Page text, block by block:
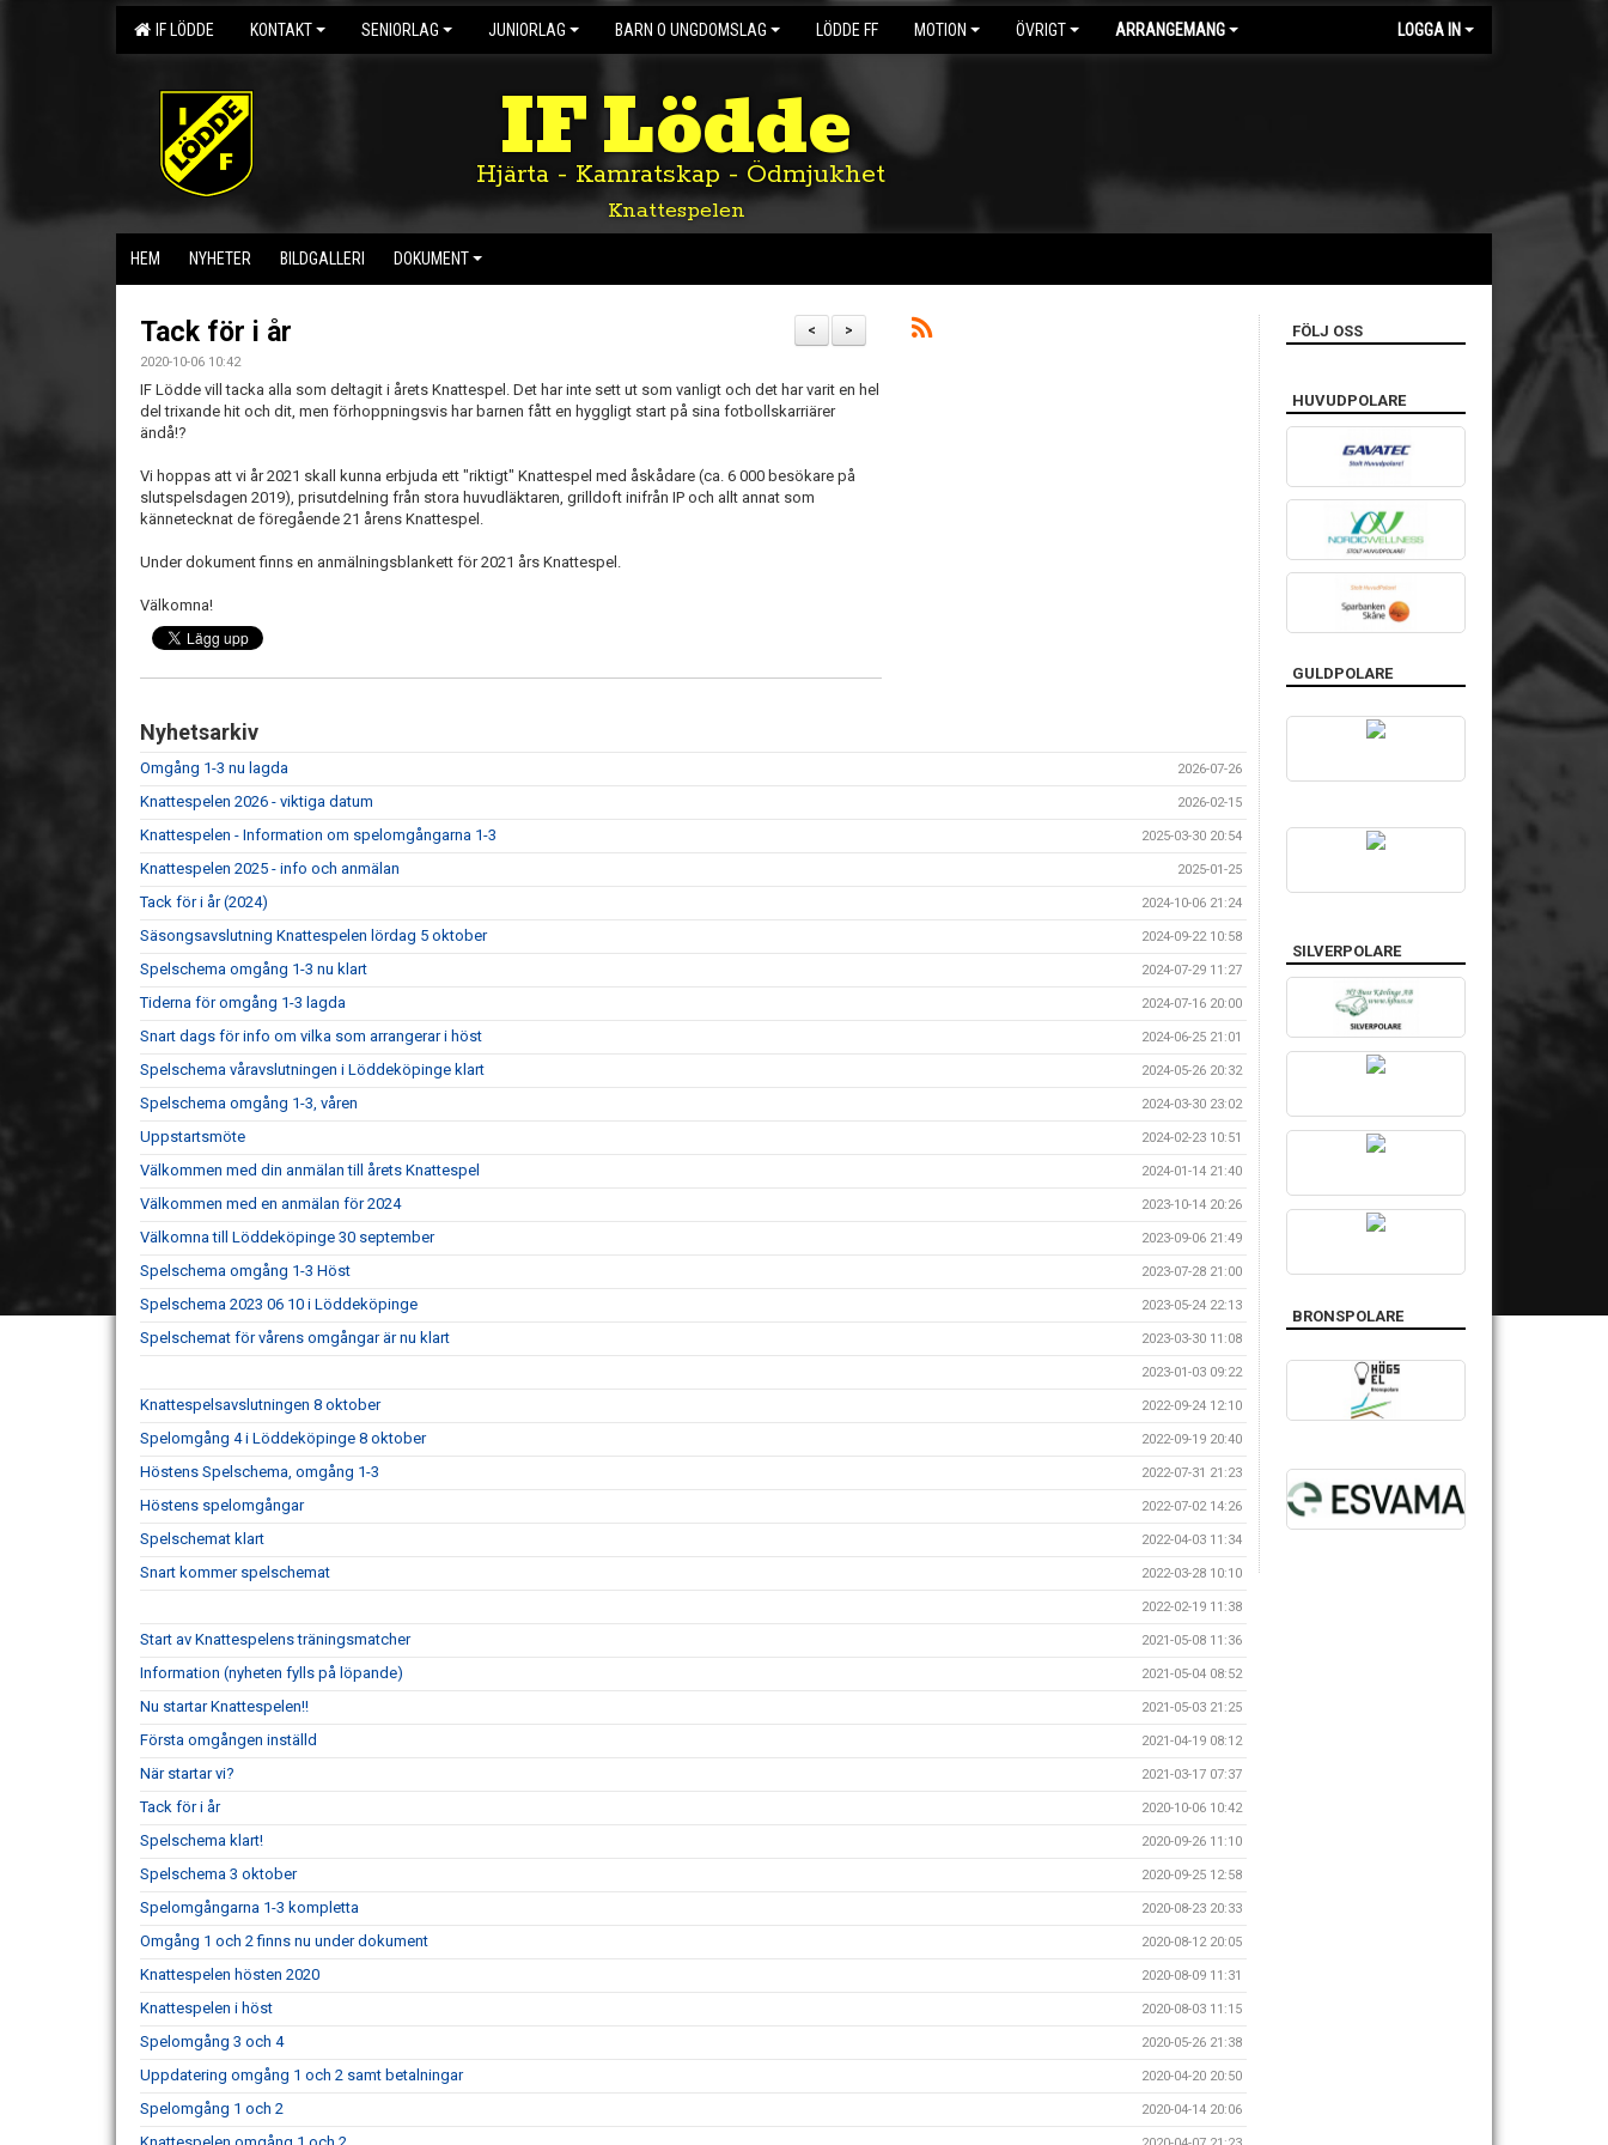
IF LÖDDE KONTAKT SENIORLAG JUNIORLAG BARN O UNGDOMSLAG LÖDDE FF MOTION ÖVRIGT ARRANGEMANG LOGGA IN
IF Lödde
Hjärta - Kamratskap - Ödmjukhet
Knattespelen
HEM NYHETER BILDGALLERI DOKUMENT
>
<
Tack för i år
2020-10-06 10:42
IF Lödde vill tacka alla som deltagit i årets Knattespel. Det har inte sett ut som vanligt och det har varit en hel
del trixande hit och dit, men förhoppningsvis har barnen fått en hyggligt start på sina fotbollskarriärer
ändå!?
Vi hoppas att vi år 2021 skall kunna erbjuda ett "riktigt" Knattespel med åskådare (ca. 6 000 besökare på
slutspelsdagen 2019), prisutdelning från stora huvudläktaren, grilldoft inifrån IP och allt annat som
kännetecknat de föregående 21 årens Knattespel.
Under dokument finns en anmälningsblankett för 2021 års Knattespel.
Välkomna!
Nyhetsarkiv
Omgång 1-3 nu lagda 2026-07-26
Knattespelen 2026 - viktiga datum 2026-02-15
Knattespelen - Information om spelomgångarna 1-3 2025-03-30 20:54
Knattespelen 2025 - info och anmälan 2025-01-25
Tack för i år (2024) 2024-10-06 21:24
Säsongsavslutning Knattespelen lördag 5 oktober 2024-09-22 10:58
Spelschema omgång 1-3 nu klart 2024-07-29 11:27
Tiderna för omgång 1-3 lagda 2024-07-16 20:00
Snart dags för info om vilka som arrangerar i höst 2024-06-25 21:01
Spelschema våravslutningen i Löddeköpinge klart 2024-05-26 20:32
Spelschema omgång 1-3, våren 2024-03-30 23:02
Uppstartsmöte 2024-02-23 10:51
Välkommen med din anmälan till årets Knattespel 2024-01-14 21:40
Välkommen med en anmälan för 2024 2023-10-14 20:26
Välkomna till Löddeköpinge 30 september 2023-09-06 21:49
Spelschema omgång 1-3 Höst 2023-07-28 21:00
Spelschema 2023 06 10 i Löddeköpinge 2023-05-24 22:13
Spelschemat för vårens omgångar är nu klart 2023-03-30 11:08
2023-01-03 09:22
Knattespelsavslutningen 8 oktober 2022-09-24 12:10
Spelomgång 4 i Löddeköpinge 8 oktober 2022-09-19 20:40
Höstens Spelschema, omgång 1-3 2022-07-31 21:23
Höstens spelomgångar 2022-07-02 14:26
Spelschemat klart 2022-04-03 11:34
Snart kommer spelschemat 2022-03-28 10:10
2022-02-19 11:38
Start av Knattespelens träningsmatcher 2021-05-08 11:36
Information (nyheten fylls på löpande) 2021-05-04 08:52
Nu startar Knattespelen!! 2021-05-03 21:25
Första omgången inställd 2021-04-19 08:12
När startar vi? 2021-03-17 07:37
Tack för i år 2020-10-06 10:42
Spelschema klart! 2020-09-26 11:10
Spelschema 3 oktober 2020-09-25 12:58
Spelomgångarna 1-3 kompletta 2020-08-23 20:33
Omgång 1 och 2 finns nu under dokument 2020-08-12 20:05
Knattespelen hösten 2020 2020-08-09 11:31
Knattespelen i höst 2020-08-03 11:15
Spelomgång 3 och 4 2020-05-26 21:38
Uppdatering omgång 1 och 2 samt betalningar 2020-04-20 20:50
Spelomgång 1 och 2 2020-04-14 20:06
FÖLJ OSS
HUVUDPOLARE
GULDPOLARE
SILVERPOLARE
BRONSPOLARE